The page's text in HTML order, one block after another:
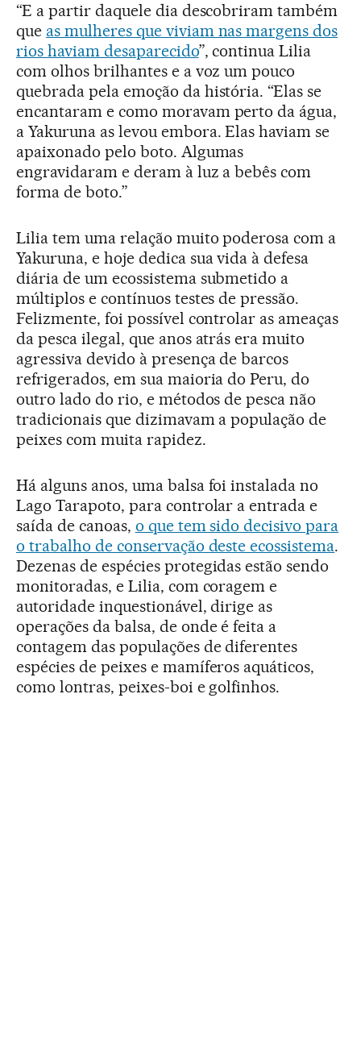
“E a partir daquele dia descobriram também
que as mulheres que viviam nas margens dos
rios haviam desaparecido”, continua Lilia
com olhos brilhantes e a voz um pouco
quebrada pela emoção da história. “Elas se
encantaram e como moravam perto da água,
a Yakuruna as levou embora. Elas haviam se
apaixonado pelo boto. Algumas
engravidaram e deram à luz a bebês com
forma de boto.”
Lilia tem uma relação muito poderosa com a
Yakuruna, e hoje dedica sua vida à defesa
diária de um ecossistema submetido a
múltiplos e contínuos testes de pressão.
Felizmente, foi possível controlar as ameaças
da pesca ilegal, que anos atrás era muito
agressiva devido à presença de barcos
refrigerados, em sua maioria do Peru, do
outro lado do rio, e métodos de pesca não
tradicionais que dizimavam a população de
peixes com muita rapidez.
Há alguns anos, uma balsa foi instalada no
Lago Tarapoto, para controlar a entrada e
saída de canoas, o que tem sido decisivo para
o trabalho de conservação deste ecossistema.
Dezenas de espécies protegidas estão sendo
monitoradas, e Lilia, com coragem e
autoridade inquestionável, dirige as
operações da balsa, de onde é feita a
contagem das populações de diferentes
espécies de peixes e mamíferos aquáticos,
como lontras, peixes-boi e golfinhos.